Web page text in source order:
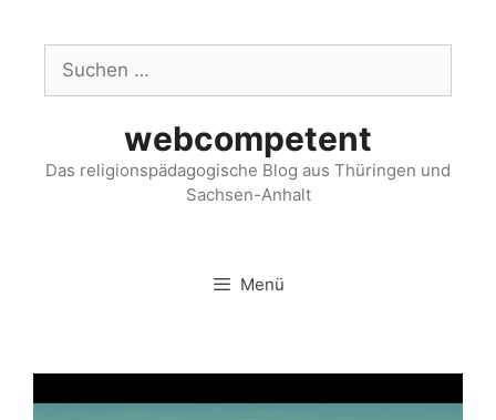
webcompetent
Das religionspädagogische Blog aus Thüringen und
Sachsen-Anhalt
Menü